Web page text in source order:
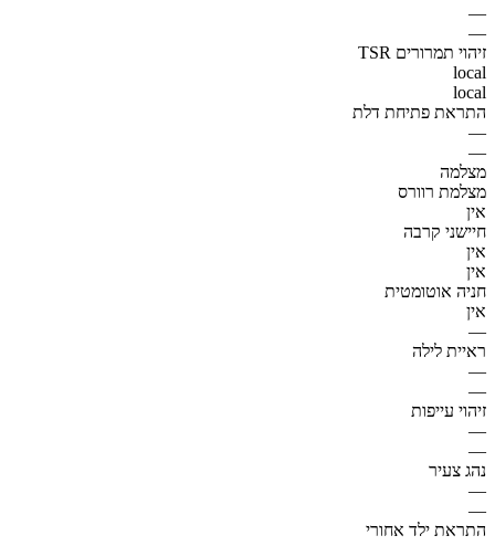
—
—
זיהוי תמרורים TSR
local
local
התראת פתיחת דלת
—
—
מצלמה
מצלמת רוורס
אין
חיישני קרבה
אין
אין
חניה אוטומטית
אין
—
ראיית לילה
—
—
זיהוי עייפות
—
—
נהג צעיר
—
—
התראת ילד אחורי